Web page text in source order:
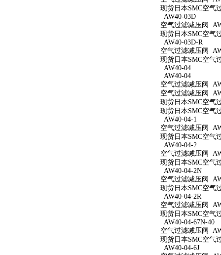
现货日本SMC空气
AW40-03D
空气过滤减压阀
现货日本SMC空气
AW40-03D-R
空气过滤减压阀
现货日本SMC空气
AW40-04
AW40-04
空气过滤减压阀
空气过滤减压阀
现货日本SMC空气
现货日本SMC空气
AW40-04-1
空气过滤减压阀
现货日本SMC空气
AW40-04-2
空气过滤减压阀
现货日本SMC空气
AW40-04-2N
空气过滤减压阀
现货日本SMC空气
AW40-04-2R
空气过滤减压阀
现货日本SMC空气
AW40-04-67N-40
空气过滤减压阀
现货日本SMC空气
AW40-04-6J